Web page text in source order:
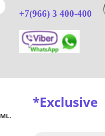
+7(966) 3 400-400
*Exclusive